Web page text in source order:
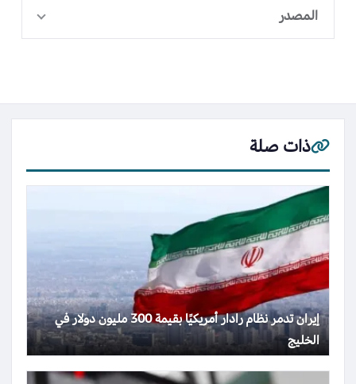
المصدر
ذات صلة
إيران تدمر نظام رادار أمريكيًا بقيمة 300 مليون دولار في
الخليج